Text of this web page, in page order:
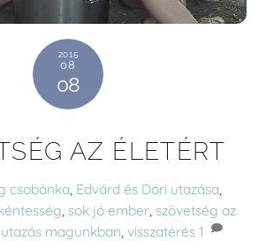
2015
08
08
AZ ÉLETÉRT
csobánka Edvárd és Dóri utazása
sok jó ember, szövetség az
utazás magunkban ,visszatérés 1